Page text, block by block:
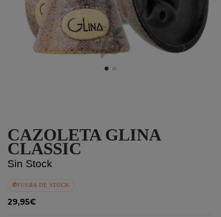
CAZOLETA GLINA
CLASSIC
Sin Stock
FUERA DE STOCK
29,95€